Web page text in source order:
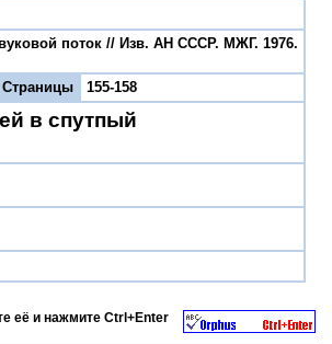
поток // Изв. АН СССР. МЖГ. 1976.
Страницы
155-158
в спутпый
её и нажмите Ctrl+Enter